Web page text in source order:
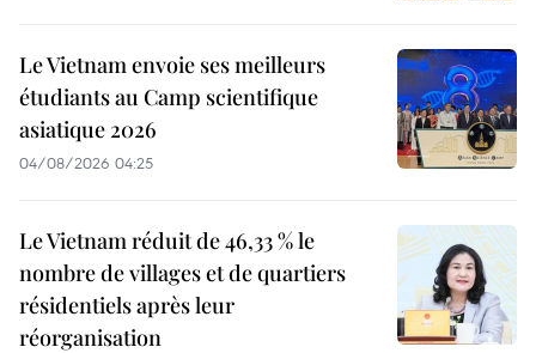
Le Vietnam envoie ses meilleurs
étudiants au Camp scientifique
asiatique 2026
04/08/2026 04:25
Le Vietnam réduit de 46,33 % le
nombre de villages et de quartiers
résidentiels après leur
réorganisation